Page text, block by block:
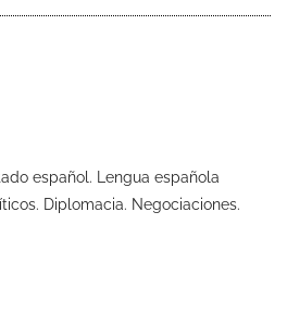
español. Lengua española
Diplomacia. Negociaciones.